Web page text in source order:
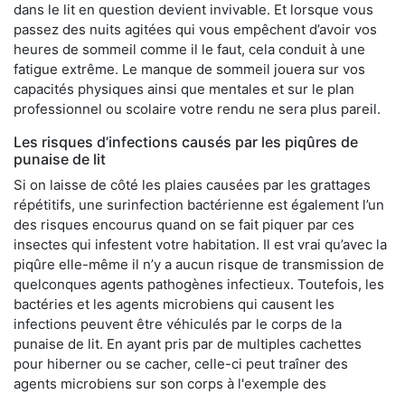
dans le lit en question devient invivable. Et lorsque vous
passez des nuits agitées qui vous empêchent d’avoir vos
heures de sommeil comme il le faut, cela conduit à une
fatigue extrême. Le manque de sommeil jouera sur vos
capacités physiques ainsi que mentales et sur le plan
professionnel ou scolaire votre rendu ne sera plus pareil.
Les risques d’infections causés par les piqûres de
punaise de lit
Si on laisse de côté les plaies causées par les grattages
répétitifs, une surinfection bactérienne est également l’un
des risques encourus quand on se fait piquer par ces
insectes qui infestent votre habitation. Il est vrai qu’avec la
piqûre elle-même il n’y a aucun risque de transmission de
quelconques agents pathogènes infectieux. Toutefois, les
bactéries et les agents microbiens qui causent les
infections peuvent être véhiculés par le corps de la
punaise de lit. En ayant pris par de multiples cachettes
pour hiberner ou se cacher, celle-ci peut traîner des
agents microbiens sur son corps à l'exemple des